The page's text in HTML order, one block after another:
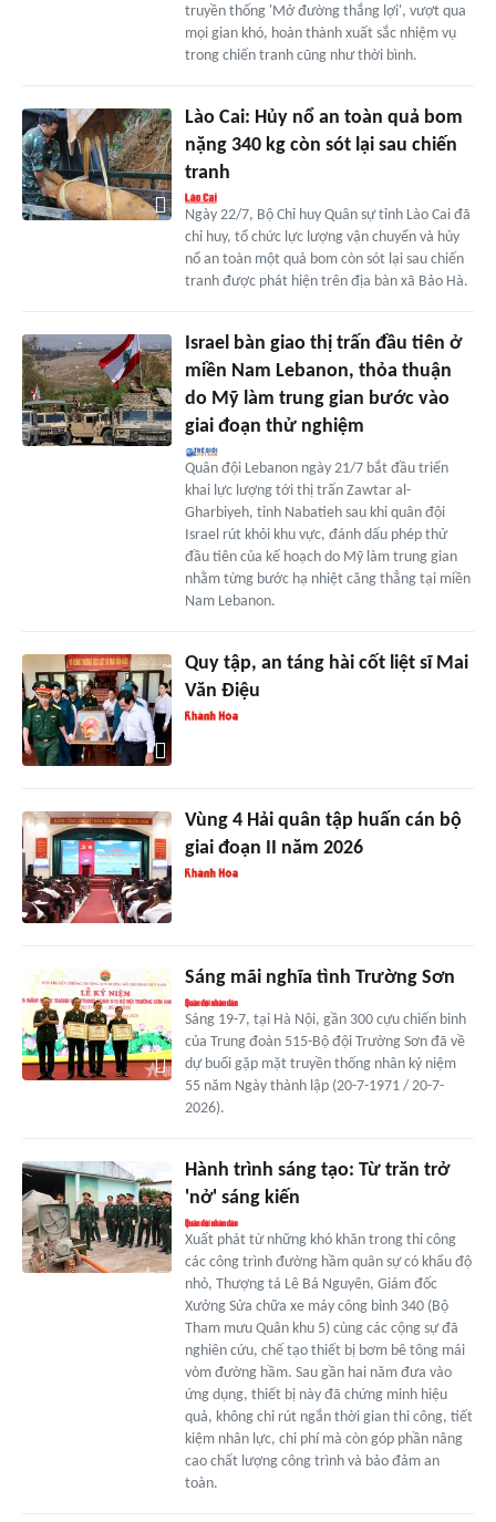
truyền thống 'Mở đường thắng lợi', vượt qua
mọi gian khó, hoàn thành xuất sắc nhiệm vụ
trong chiến tranh cũng như thời bình.
Lào Cai: Hủy nổ an toàn quả bom
nặng 340 kg còn sót lại sau chiến
tranh
Ngày 22/7, Bộ Chỉ huy Quân sự tỉnh Lào Cai đã
chỉ huy, tổ chức lực lượng vận chuyển và hủy
nổ an toàn một quả bom còn sót lại sau chiến
tranh được phát hiện trên địa bàn xã Bảo Hà.
Israel bàn giao thị trấn đầu tiên ở
miền Nam Lebanon, thỏa thuận
do Mỹ làm trung gian bước vào
giai đoạn thử nghiệm
Quân đội Lebanon ngày 21/7 bắt đầu triển
khai lực lượng tới thị trấn Zawtar al-
Gharbiyeh, tỉnh Nabatieh sau khi quân đội
Israel rút khỏi khu vực, đánh dấu phép thử
đầu tiên của kế hoạch do Mỹ làm trung gian
nhằm từng bước hạ nhiệt căng thẳng tại miền
Nam Lebanon.
Quy tập, an táng hài cốt liệt sĩ Mai
Văn Điệu
Vùng 4 Hải quân tập huấn cán bộ
giai đoạn II năm 2026
Sáng mãi nghĩa tình Trường Sơn
Sáng 19-7, tại Hà Nội, gần 300 cựu chiến binh
của Trung đoàn 515-Bộ đội Trường Sơn đã về
dự buổi gặp mặt truyền thống nhân kỷ niệm
55 năm Ngày thành lập (20-7-1971 / 20-7-
2026).
Hành trình sáng tạo: Từ trăn trở
'nở' sáng kiến
Xuất phát từ những khó khăn trong thi công
các công trình đường hầm quân sự có khẩu độ
nhỏ, Thượng tá Lê Bá Nguyên, Giám đốc
Xưởng Sửa chữa xe máy công binh 340 (Bộ
Tham mưu Quân khu 5) cùng các cộng sự đã
nghiên cứu, chế tạo thiết bị bơm bê tông mái
vòm đường hầm. Sau gần hai năm đưa vào
ứng dụng, thiết bị này đã chứng minh hiệu
quả, không chỉ rút ngắn thời gian thi công, tiết
kiệm nhân lực, chi phí mà còn góp phần nâng
cao chất lượng công trình và bảo đảm an
toàn.